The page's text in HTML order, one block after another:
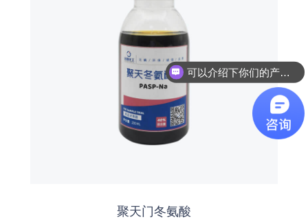
聚天门冬氨酸
你们是怎么收费的呢